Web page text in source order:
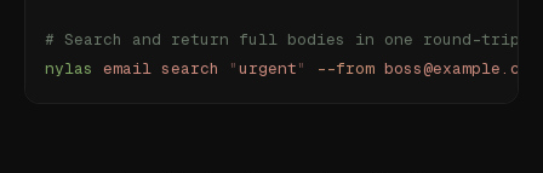
# Search and return full bodies in one round-trip
nylas email search "urgent" --from boss@example.com